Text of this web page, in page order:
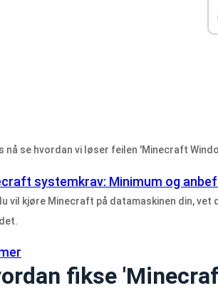
nå se hvordan vi løser feilen 'Minecraft
systemkrav: Minimum og
vil kjøre Minecraft på datamaskinen din,
fikse